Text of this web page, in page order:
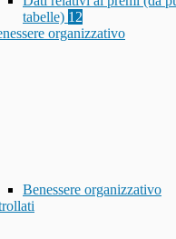
tabelle) 12
organizzativo
Benessere organizzativo